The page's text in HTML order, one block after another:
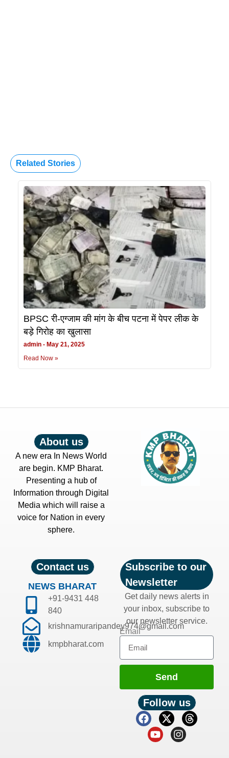
Related Stories
BPSC री-एग्जाम की मांग के बीच पटना में पेपर लीक के
बड़े गिरोह का खुलासा
admin
May 21, 2025
Read Now »
About us
A new era In News World
are begin. KMP Bharat.
Presenting a hub of
Information through Digital
Media which will raise a
voice for Nation in every
sphere.
Contact us
NEWS BHARAT
+91-9431 448
840
krishnamuraripandey974@gmail.com
kmpbharat.com
Subscribe to our
Newsletter
Get daily news alerts in
your inbox, subscribe to
our newsletter service.
Email
Send
Follow us